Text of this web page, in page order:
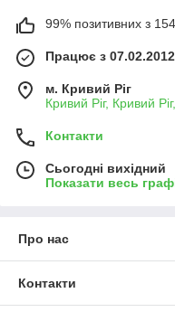
99% позитивних з
Працює з 07.02.2012
м. Кривий Ріг
Кривий Ріг, Кривий
Контакти
Сьогодні вихідний
Показати весь
Про нас
Контакти